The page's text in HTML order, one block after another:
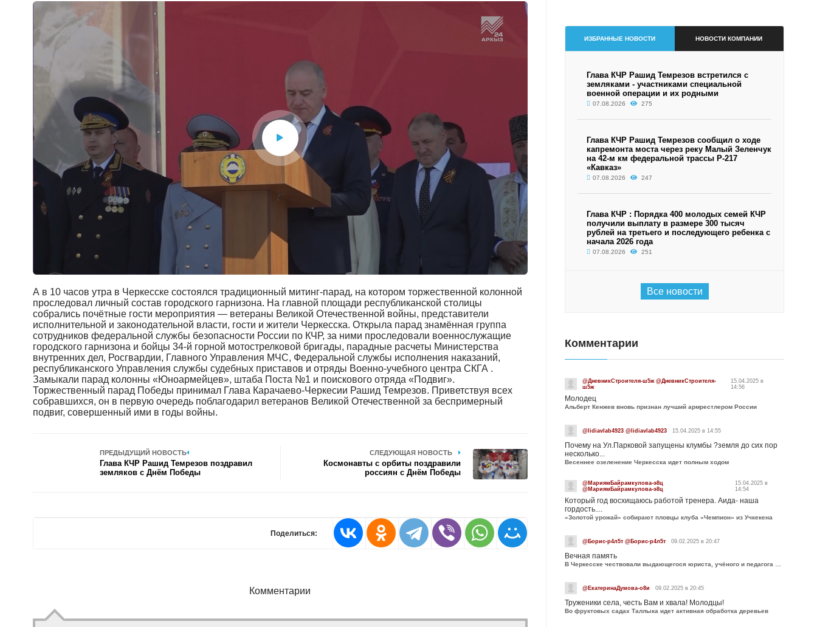
А в 10 часов утра в Черкесске состоялся традиционный митинг-парад, на котором торжественной колонной
проследовал личный состав городского гарнизона. На главной площади республиканской столицы
собрались почётные гости мероприятия — ветераны Великой Отечественной войны, представители
исполнительной и законодательной власти, гости и жители Черкесска. Открыла парад знамённая группа
сотрудников федеральной службы безопасности России по КЧР, за ними проследовали военнослужащие
городского гарнизона и бойцы 34-й горной мотострелковой бригады, парадные расчеты Министерства
внутренних дел, Росгвардии, Главного Управления МЧС, Федеральной службы исполнения наказаний,
республиканского Управления службы судебных приставов и отряды Военно-учебного центра СКГА .
Замыкали парад колонны «Юноармейцев», штаба Поста №1 и поискового отряда «Подвиг».
Торжественный парад Победы принимал Глава Карачаево-Черкесии Рашид Темрезов. Приветствуя всех
собравшихся, он в первую очередь поблагодарил ветеранов Великой Отечественной за беспримерный
подвиг, совершенный ими в годы войны.
ПРЕДЫДУЩИЙ НОВОСТЬ
Глава КЧР Рашид Темрезов поздравил
земляков с Днём Победы
СЛЕДУЮЩАЯ НОВОСТЬ
Космонавты с орбиты поздравили
россиян с Днём Победы
Поделиться:
Комментарии
ИЗБРАННЫЕ НОВОСТИ НОВОСТИ КОМПАНИИ
Глава КЧР Рашид Темрезов встретился с
земляками - участниками специальной
военной операции и их родными
07.08.2026 275
Глава КЧР Рашид Темрезов сообщил о ходе
капремонта моста через реку Малый Зеленчук
на 42-м км федеральной трассы Р-217
«Кавказ»
07.08.2026 247
Глава КЧР : Порядка 400 молодых семей КЧР
получили выплату в размере 300 тысяч
рублей на третьего и последующего ребенка с
начала 2026 года
07.08.2026 251
Все новости
Комментарии
@ДневникСтроителя-ш5ж @ДневникСтроителя-
ш5ж
15.04.2025 в
14:56
Молодец
Альберт Кенжев вновь признан лучший армрестлером России
@lidiavlab4923 @lidiavlab4923 15.04.2025 в 14:55
Почему на Ул.Парковой запущены клумбы ?земля до сих пор
несколько...
Весеннее озеленение Черкесска идет полным ходом
@МариямБайрамкулова-э8ц
@МариямБайрамкулова-э8ц
15.04.2025 в
14:54
Который год восхищаюсь работой тренера. Аида- наша
гордость....
«Золотой урожай» собирают пловцы клуба «Чемпион» из Учкекена
@Борис-р4л5т @Борис-р4л5т 09.02.2025 в 20:47
Вечная память
@ЕкатеринаДумова-о8и 09.02.2025 в 20:45
Труженики села, честь Вам и хвала! Молодцы!
Во фруктовых садах Таллыка идет активная обработка деревьев